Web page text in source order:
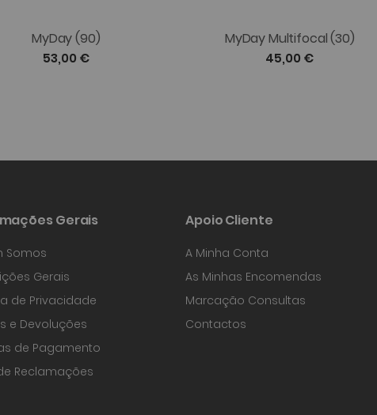
MyDay (90)
53,00 €
MyDay Multifocal (30)
45,00 €
Gerais
Somos
Gerais
de Privacidade
e Devoluções
de Pagamento
Reclamações
Apoio Cliente
A Minha Conta
As Minhas Encomendas
Marcação Consultas
Contactos